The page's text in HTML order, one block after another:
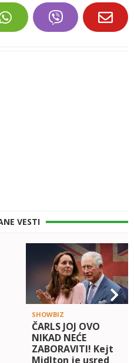
VESTI
SHOWBIZ
ČARLS JOJ OVO
NIKAD NEĆE
ZABORAVITI! Kejt
Midlton je usred